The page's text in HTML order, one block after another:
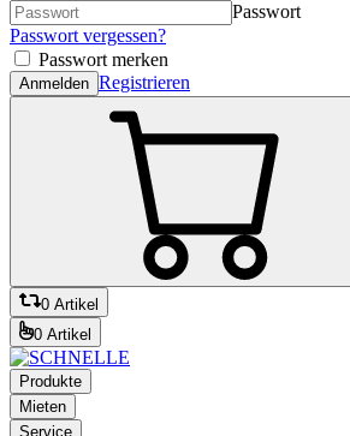
Passwort
Passwort vergessen?
Passwort merken
Anmelden Registrieren
0 Artikel
0 Artikel
Produkte
Mieten
Service